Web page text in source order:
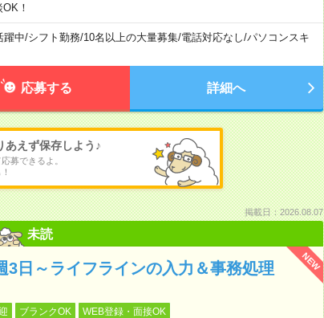
！
躍中/シフト勤務/10名以上の大量募集/電話対応なし/パソコンスキ
応募する 詳細へ
あえず保存しよう♪
募できるよ。
掲載日：2026.08.07
未読
NEW
3日～ライフラインの入力＆事務処理
ブランクOK WEB登録・面接OK